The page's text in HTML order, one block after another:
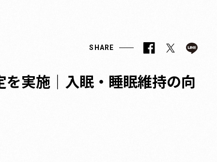
SHARE
実施｜入眠・睡眠維持の向